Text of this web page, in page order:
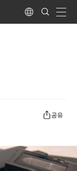
Language
Search
Submit
공유